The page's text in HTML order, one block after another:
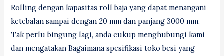
Rolling dengan kapasitas roll baja yang dapat menangani
ketebalan sampai dengan 20 mm dan panjang 3000 mm.
Tak perlu bingung lagi, anda cukup menghubungi kami
dan mengatakan Bagaimana spesifikasi toko besi yang